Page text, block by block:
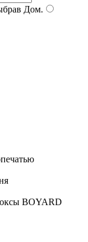
Дом.
BOYARD